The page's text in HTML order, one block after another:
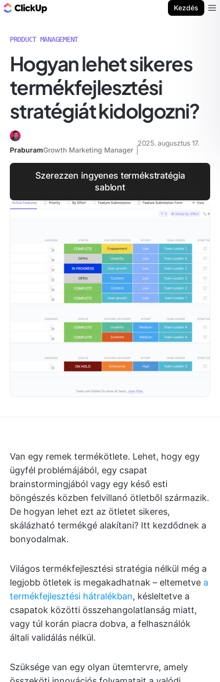
Kezdés
PRODUCT MANAGEMENT
Hogyan lehet sikeres
termékfejlesztési
stratégiát kidolgozni?
PraburamGrowth Marketing Manager
2025. augusztus 17.
Szerezzen ingyenes termékstratégia
sablont
Van egy remek termékötlete. Lehet, hogy egy
ügyfél problémájából, egy csapat
brainstormingjából vagy egy késő esti
böngészés közben felvillanó ötletből származik.
De hogyan lehet ezt az ötletet sikeres,
skálázható termékgé alakítani? Itt kezdődnek a
bonyodalmak.
Világos termékfejlesztési stratégia nélkül még a
legjobb ötletek is megakadhatnak – eltemetve a
termékfejlesztési hátralékban, késleltetve a
csapatok közötti összehangolatlanság miatt,
vagy túl korán piacra dobva, a felhasználók
általi validálás nélkül.
Szüksége van egy olyan ütemtervre, amely